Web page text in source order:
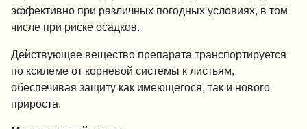
эффективно при различных погодных условиях, в том
числе при риске осадков.
Действующее вещество препарата транспортируется
по ксилеме от корневой системы к листьям,
обеспечивая защиту как имеющегося, так и нового
прироста.